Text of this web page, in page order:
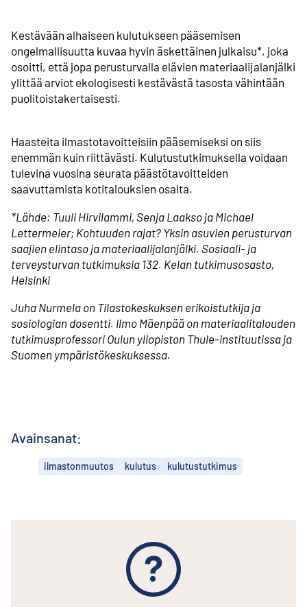
Kestävään alhaiseen kulutukseen pääsemisen
ongelmallisuutta kuvaa hyvin äskettäinen julkaisu*, joka
osoitti, että jopa perusturvalla elävien materiaali­jalanjälki
ylittää arviot ekologisesti kestävästä tasosta vähintään
puolitoista­kertaisesti.
Haasteita ilmastotavoitteisiin pääsemiseksi on siis
enemmän kuin riittävästi. Kulutus­tutkimuksella voidaan
tulevina vuosina seurata päästötavoitteiden
saavuttamista kotitalouksien osalta.
*Lähde: Tuuli Hirvilammi, Senja Laakso ja Michael
Lettermeier; Kohtuuden rajat? Yksin asuvien perusturvan
saajien elintaso ja materiaalijalanjälki. Sosiaali- ja
terveysturvan tutkimuksia 132. Kelan tutkimusosasto,
Helsinki
Juha Nurmela on Tilastokeskuksen erikoistutkija ja
sosiologian dosentti. Ilmo Mäenpää on materiaalitalouden
tutkimusprofessori Oulun yliopiston Thule-instituutissa ja
Suomen ympäristökeskuksessa.
Avainsanat:
ilmastonmuutos kulutus kulutustutkimus